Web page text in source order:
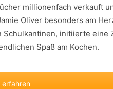
millionenfach verkauft
Oliver besonders am
initiierte eine
Spaß am Kochen.
erfahren